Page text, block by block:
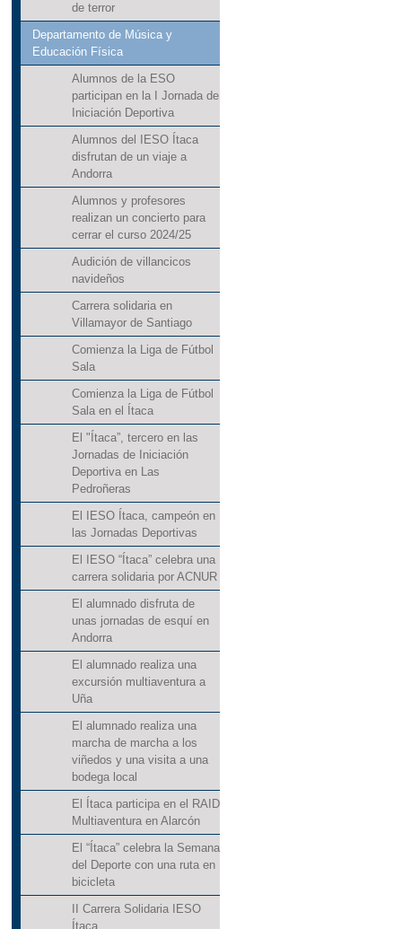
de terror
Departamento de Música y
Educación Física
Alumnos de la ESO
participan en la I Jornada de
Iniciación Deportiva
Alumnos del IESO Ítaca
disfrutan de un viaje a
Andorra
Alumnos y profesores
realizan un concierto para
cerrar el curso 2024/25
Audición de villancicos
navideños
Carrera solidaria en
Villamayor de Santiago
Comienza la Liga de Fútbol
Sala
Comienza la Liga de Fútbol
Sala en el Ítaca
El "Ítaca”, tercero en las
Jornadas de Iniciación
Deportiva en Las
Pedroñeras
El IESO Ítaca, campeón en
las Jornadas Deportivas
El IESO “Ítaca” celebra una
carrera solidaria por ACNUR
El alumnado disfruta de
unas jornadas de esquí en
Andorra
El alumnado realiza una
excursión multiaventura a
Uña
El alumnado realiza una
marcha de marcha a los
viñedos y una visita a una
bodega local
El Ítaca participa en el RAID
Multiaventura en Alarcón
El “Ítaca” celebra la Semana
del Deporte con una ruta en
bicicleta
II Carrera Solidaria IESO
Ítaca